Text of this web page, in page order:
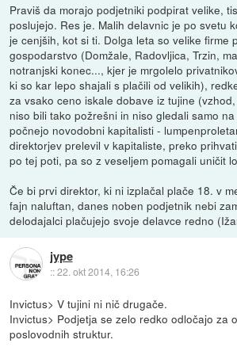
Praviš da morajo podjetniki podpirat velike,
poslujejo. Res je. Malih delavnic je po svetu
je cenjših, kot si ti. Dolga leta so velike firme
gospodarstvo (Domžale, Radovljica, Trzin,
notranjski konec..., kjer je mrgolelo
ki so kar lepo shajali s plačili od velikih),
za vsako ceno iskale dobave iz tujine
niso bili tako požrešni in niso gledali samo
počnejo novodobni kapitalisti -
direktorjev prelevil v kapitaliste, preko
po tej poti, pa so z veseljem pomagali uničit
Če bi prvi direktor, ki ni izplačal plače 18. v
fajn naluftan, danes noben podjetnik nebi
delodajalci plačujejo svoje delavce redno
jype
::22. okt 2014, 16:26
Invictus> V tujini ni nič drugače.
Invictus> Podjetja se zelo redko odločajo za
poslovodnih struktur.